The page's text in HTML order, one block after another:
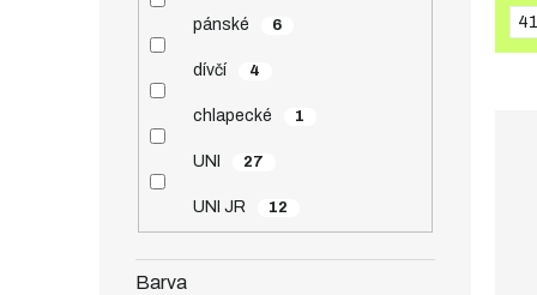
pánské 6
dívčí 4
chlapecké 1
UNI 27
UNI JR 12
Barva
41